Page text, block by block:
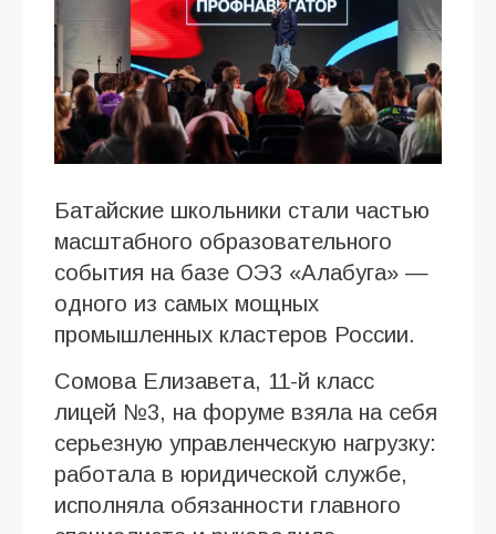
Батайские школьники стали частью
масштабного образовательного
события на базе ОЭЗ «Алабуга» —
одного из самых мощных
промышленных кластеров России.
Сомова Елизавета, 11-й класс
лицей №3, на форуме взяла на себя
серьезную управленческую нагрузку:
работала в юридической службе,
исполняла обязанности главного